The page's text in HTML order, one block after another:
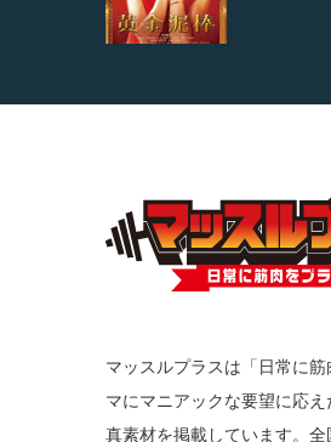
マッスルプラスは「日常に
マにマニアックな要望に応
真素材を掲載しています。